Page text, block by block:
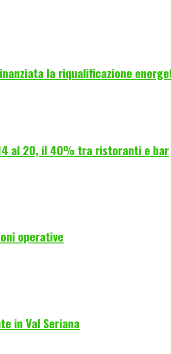
la riqualificazione
al 20, il 40% tra ristoranti e bar
operative
in Val Seriana